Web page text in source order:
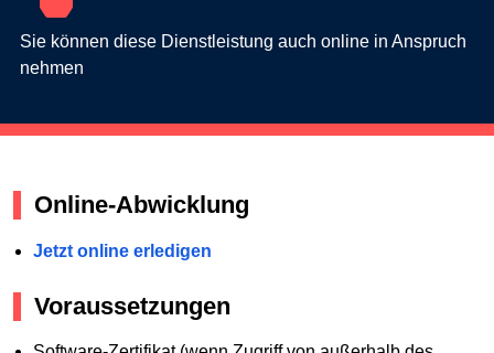
Sie können diese Dienstleistung auch online in Anspruch
nehmen
Online-Abwicklung
Jetzt online erledigen
Voraussetzungen